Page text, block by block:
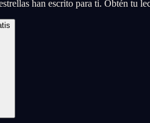
han escrito para ti. Obtén tu